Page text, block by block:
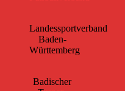
Landessportverband
Baden-
Württemberg
Badischer